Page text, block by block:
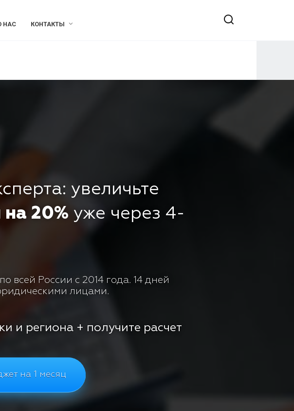
НАС КОНТАКТЫ
увеличьте
20% уже через 4-
всей России с 2014 года. 14 дней
лицами.
и региона + получите расчет
на 1 месяц